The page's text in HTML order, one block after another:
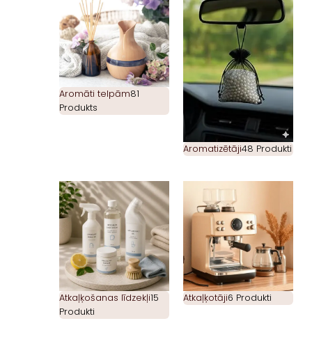
Aromāti telpām81
Produkts
Aromatizētāji48 Produkti
Atkaļķošanas līdzekļi15
Produkti
Atkaļķotāji6 Produkti